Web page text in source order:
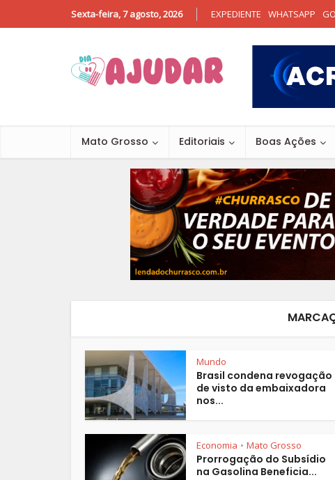
Sexta-feira, 7 agosto, 2026 EXPEDIENTE WHATSAPP
Mato Grosso Editoriais Boas Ações
Mundo
Brasil condena revogação
de visto da embaixadora
nos...
Economia • Mato Grosso
Prorrogação do Subsídio
na Gasolina Beneficia...